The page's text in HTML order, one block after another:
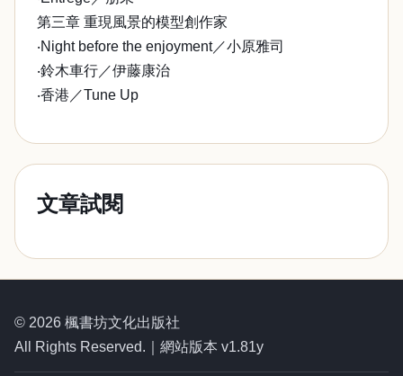
第三章 重現風景的模型創作家
‧Night before the enjoyment／小原雅司
‧鈴木車行／伊藤康治
‧香港／Tune Up
文章試閱
© 2026 楓書坊文化出版社
All Rights Reserved.｜網站版本 v1.81y